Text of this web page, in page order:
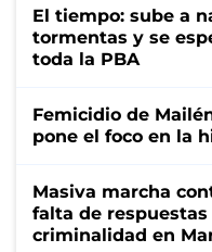
El tiempo: sube a
tormentas y se
toda la PBA
Femicidio de
pone el foco en la
Masiva marcha
falta de
criminalidad en